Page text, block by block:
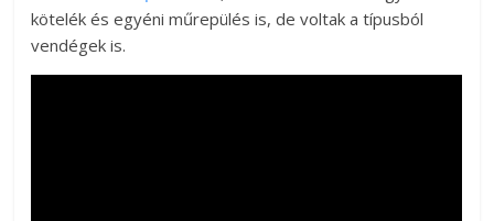
kötelék és egyéni műrepülés is, de voltak a típusból
vendégek is.